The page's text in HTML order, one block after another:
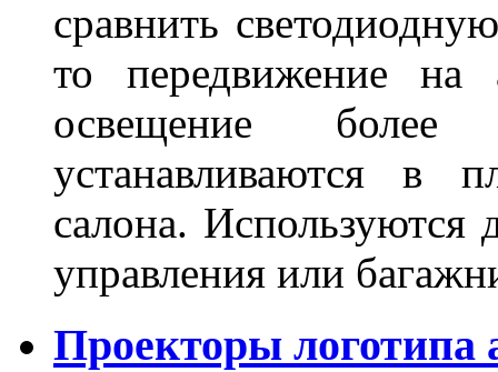
сравнить
то передвижение
освещение
устанавливаются в
салона. Используются
управления или
Проекторы логотипа